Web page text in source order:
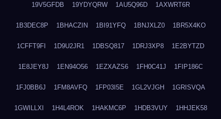
19V5GFDB 19YDYQRW 1AU5Q96D 1AXWRT6R
1B3DEC8P 1BHACZIN 1BI91YFQ 1BNJXLZ0 1BR5X4KO
1CFFT9FI 1D9U2JR1 1DBSQ817 1DRJ3XP8 1E2BYTZD
1E8JEY8J 1EN94O56 1EZXAZS6 1FH0C41J 1FIP186C
1FJ0BB6J 1FM8AVFQ 1FP03I5E 1GL2VJGH 1GRISVQA
1GWILLXI 1H4L4ROK 1HAKMC6P 1HDB3VUY 1HHJEK58